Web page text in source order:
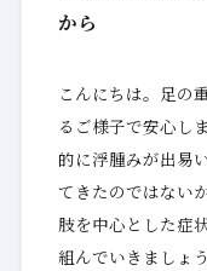
から
こんにちは。足の
るご様子で安心し
的に浮腫みが出易
てきたのではない
肢を中心とした症
組んでいきましょう